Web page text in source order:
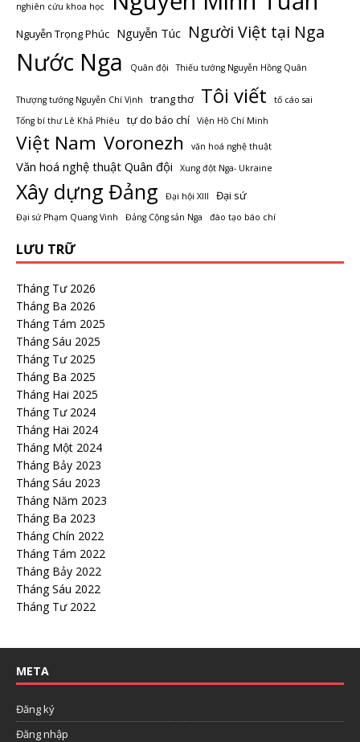
nghiên cứu khoa học
Nguyễn Trọng Phúc Nguyễn Túc Người Việt tại Nga
Nước Nga Quân đội Thiếu tướng Nguyễn Hồng Quân
Thượng tướng Nguyễn Chí Vịnh trang thơ Tôi viết
tố cáo sai
Tổng bí thư Lê Khả Phiêu
tự do báo chí Viện Hồ Chí Minh
Việt Nam Voronezh văn hoá nghệ thuật
Văn hoá nghệ thuật Quân đội Xung đột Nga- Ukraine
Xây dựng Đảng Đại hội XIII Đại sứ
Đại sứ Phạm Quang Vinh Đảng Cộng sản Nga đào tạo báo chí
LƯU TRỮ
Tháng Tư 2026
Tháng Ba 2026
Tháng Tám 2025
Tháng Sáu 2025
Tháng Tư 2025
Tháng Ba 2025
Tháng Hai 2025
Tháng Tư 2024
Tháng Hai 2024
Tháng Một 2024
Tháng Bảy 2023
Tháng Sáu 2023
Tháng Năm 2023
Tháng Ba 2023
Tháng Chín 2022
Tháng Tám 2022
Tháng Bảy 2022
Tháng Sáu 2022
Tháng Tư 2022
META
Đăng ký
Đăng nhập